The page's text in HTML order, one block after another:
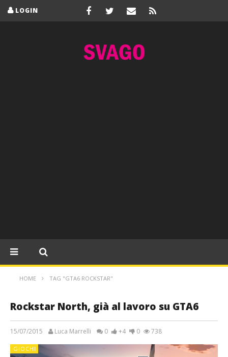
LOGIN
HOME TAG "GTA6 ROCKSTAR"
Rockstar North, già al lavoro su GTA6
15/07/2015 Luca Marrelli 0 +4 0 738
GIOCHI